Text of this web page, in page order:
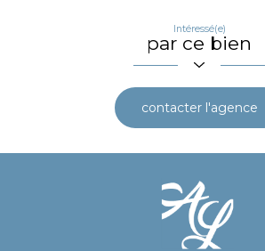
Intéressé(e)
par ce bien
contacter l'agence